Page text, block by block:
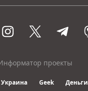
проекты
Geek Деньги